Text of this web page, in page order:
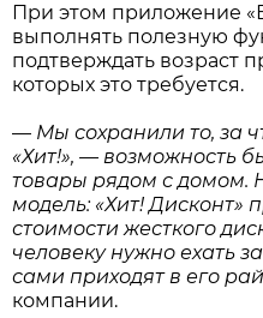
При этом приложение
выполнять полезную
подтверждать возраст
которых это требуется.
— Мы сохранили то, за
«Хит!», — возможность
товары рядом с домом.
модель: «Хит! Дисконт»
стоимости жесткого
человеку нужно ехать
сами приходят в его
компании.